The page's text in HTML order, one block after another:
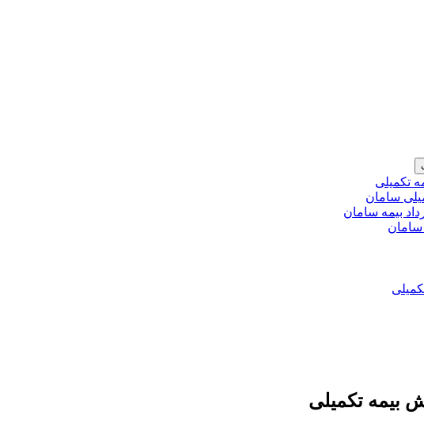
تکمیلی
سامان
بیمه سامان
سامان
بیمه تکمیلی